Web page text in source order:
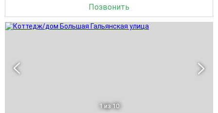
Позвонить
1 из 10